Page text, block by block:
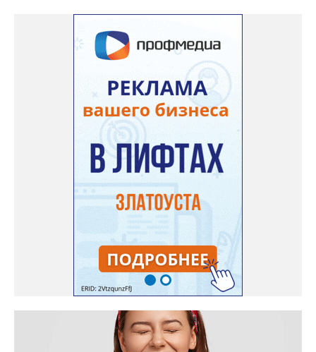
однажды реанимация не смогла добраться до больного.
Жители писали в администрацию города и другие инстанции,
пытались ремонтировать дорогу своими силами – всё тщетно»,
– рассказали в ОНФ. Общественники подчеркнули: именно
они добились, чтобы участок разровняли и отсыпали. Для
этого потребовалось обратиться в мэрию Златоуста.